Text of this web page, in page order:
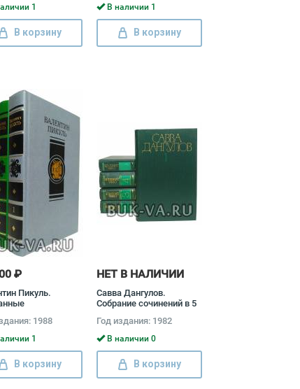
1
В корзину
Биркин
В наличии 1
В корзину
₽
Пикуль.
Валентин
1988
1
В корзину
НЕТ В НАЛИЧИИ
Савва Дангулов.
Собрание сочинений в 5
Дангулов
Год издания: 1982
В наличии 0
В корзину